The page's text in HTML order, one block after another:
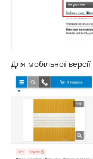
Для мобільної версії